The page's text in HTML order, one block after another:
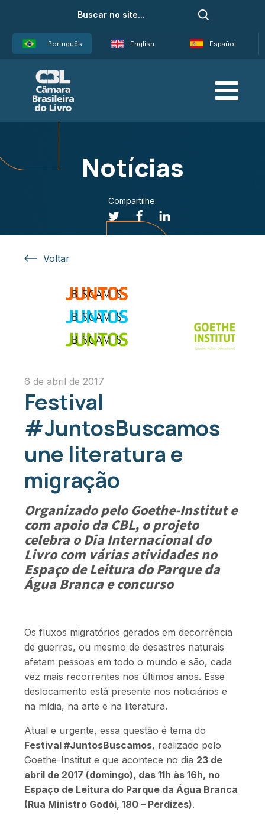
Português English Español
Notícias
Compartilhe:
Voltar
6 de abril de 2017
Festival
#JuntosBuscamos
une literatura e
migração
Organizado pelo Goethe-Institut e
com apoio da CBL, o projeto
celebra o Dia Internacional do
Livro com várias atividades no
Espaço de Leitura do Parque da
Água Branca e concurso
Os fluxos migratórios gerados em decorrência
de guerras, ou mesmo de desastres naturais
afetam pessoas em todo o mundo e são, cada
vez mais recorrentes nos últimos anos. Esse
deslocamento está presente nos noticiários e
na mídia, na arte e na literatura.
Atual e urgente, essa questão é tema do
Festival #JuntosBuscamos, realizado pelo
Goethe-Institut e que acontece no dia 23 de
abril de 2017 (domingo), das 11h às 16h, no
Espaço de Leitura do Parque da Água Branca
(Rua Ministro Godói, 180 – Perdizes).